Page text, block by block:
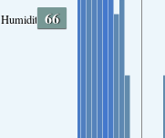
Humidity 66